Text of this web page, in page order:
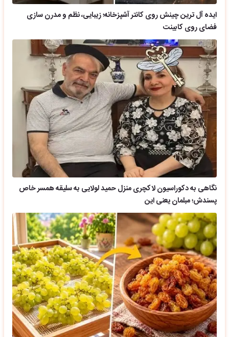
ایده آل ترین چینش روی کانتر آشپزخانه؛ زیبایی، نظم و مدرن سازی
فضای روی کابینت
نگاهی به دکوراسیون لاکچری منزل حمید لولایی به سلیقه همسر خاص
پسندش؛ مبلمان یعنی این